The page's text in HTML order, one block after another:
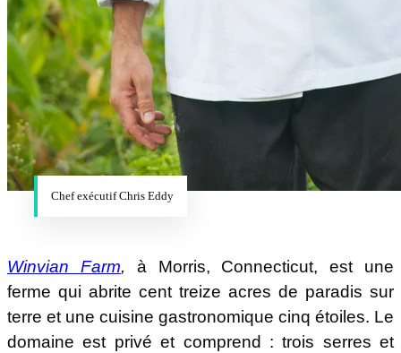
Chef exécutif Chris Eddy
Winvian Farm,
à Morris, Connecticut, est une
ferme qui abrite cent treize acres de paradis sur
terre et une cuisine gastronomique cinq étoiles. Le
domaine est privé et comprend : trois serres et